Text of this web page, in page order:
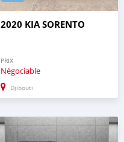
2020 KIA SORENTO
PRIX
Négociable
Djibouti